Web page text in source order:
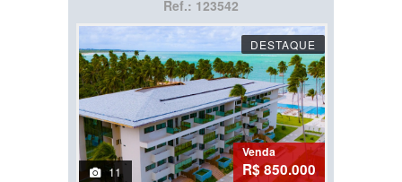
Ref.: 123542
DESTAQUE
11
Venda
R$ 850.000